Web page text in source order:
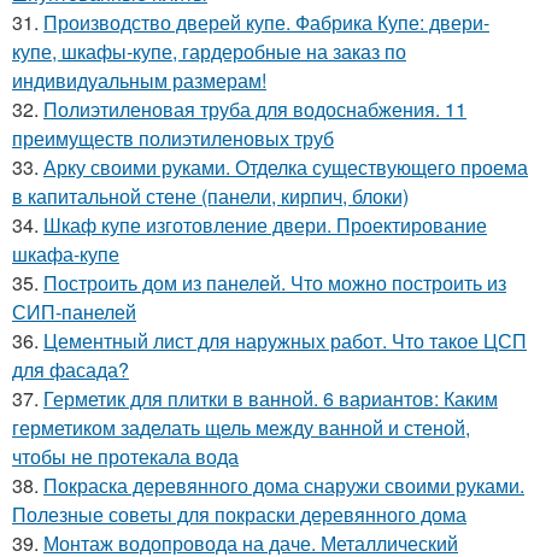
31. Производство дверей купе. Фабрика Купе: двери-
купе, шкафы-купе, гардеробные на заказ по
индивидуальным размерам!
32. Полиэтиленовая труба для водоснабжения. 11
преимуществ полиэтиленовых труб
33. Арку своими руками. Отделка существующего проема
в капитальной стене (панели, кирпич, блоки)
34. Шкаф купе изготовление двери. Проектирование
шкафа-купе
35. Построить дом из панелей. Что можно построить из
СИП-панелей
36. Цементный лист для наружных работ. Что такое ЦСП
для фасада?
37. Герметик для плитки в ванной. 6 вариантов: Каким
герметиком заделать щель между ванной и стеной,
чтобы не протекала вода
38. Покраска деревянного дома снаружи своими руками.
Полезные советы для покраски деревянного дома
39. Монтаж водопровода на даче. Металлический